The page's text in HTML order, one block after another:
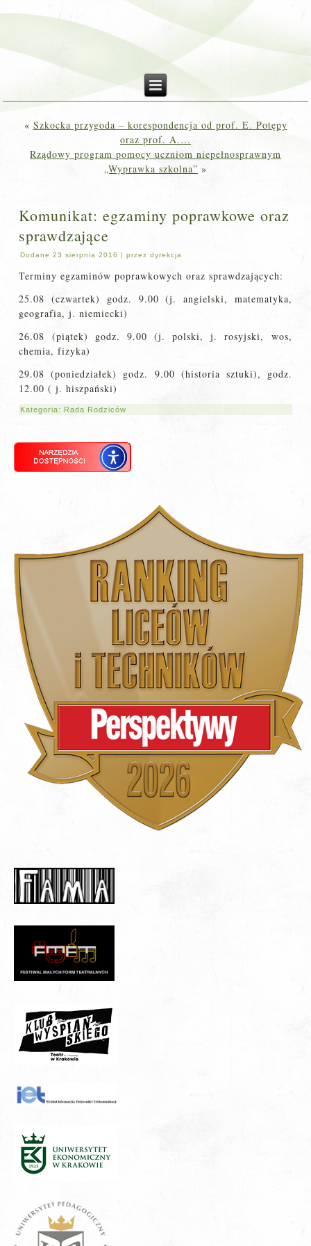
« Szkocka przygoda – korespondencja od prof. E. Potępy
oraz prof. A.…
Rządowy program pomocy uczniom niepełnosprawnym
„Wyprawka szkolna” »
Komunikat: egzaminy poprawkowe oraz
sprawdzające
Dodane 23 sierpnia 2016 |przez dyrekcja
Terminy egzaminów poprawkowych oraz sprawdzających:
25.08 (czwartek) godz. 9.00 (j. angielski, matematyka,
geografia, j. niemiecki)
26.08 (piątek) godz. 9.00 (j. polski, j. rosyjski, wos,
chemia, fizyka)
29.08 (poniedziałek) godz. 9.00 (historia sztuki), godz.
12.00 ( j. hiszpański)
Kategoria: Rada Rodziców